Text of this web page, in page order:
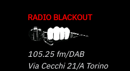
RADIO BLACKOUT
105.25 fm/DAB
Via Cecchi 21/A Torino